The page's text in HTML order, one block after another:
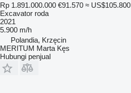
Rp 1.891.000.000 €91.570 ≈ US$105.800
Excavator roda
2021
5.900 m/h
Polandia, Krzęcin
MERITUM Marta Kęs
Hubungi penjual